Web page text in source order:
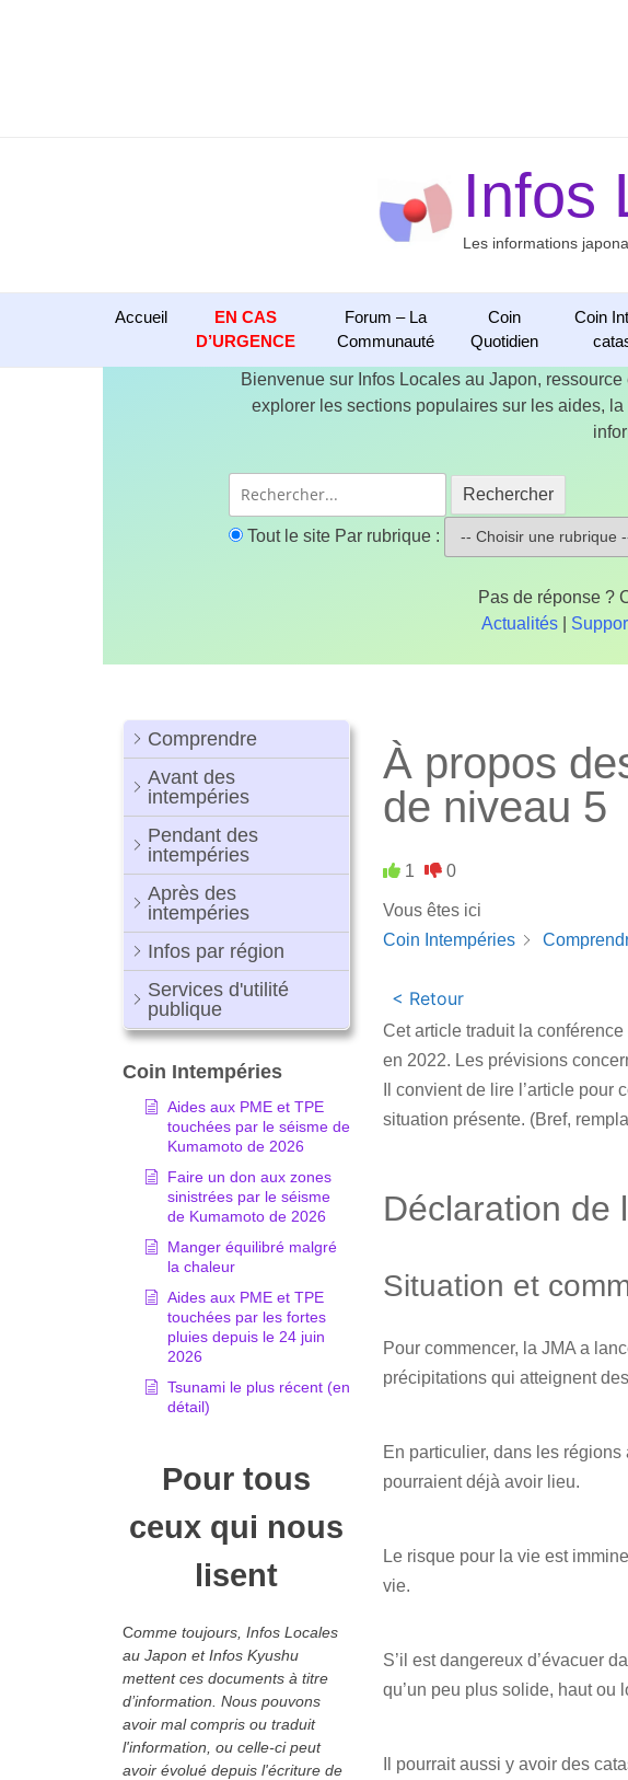
Infos
Les informations
Accueil
EN CAS
D’URGENCE
Forum – La
Communauté
Coin
Quotidien
Coin
Bienvenue sur Infos Locales au Japon,
explorer les sections populaires sur les aides,
Rechercher
Tout le site Par rubrique :
Pas de réponse ?
Actualités
Comprendre
Avant des
intempéries
Pendant des
intempéries
Après des
intempéries
Infos par région
Services d'utilité
publique
Coin Intempéries
Aides aux PME et TPE
touchées par le séisme de
Kumamoto de 2026
Faire un don aux zones
sinistrées par le séisme
de Kumamoto de 2026
Manger équilibré malgré
la chaleur
Aides aux PME et TPE
touchées par les fortes
pluies depuis le 24 juin
2026
Tsunami le plus récent (en
détail)
Pour tous
ceux qui nous
lisent
Comme toujours, Infos Locales
au Japon et Infos Kyushu
mettent ces documents à titre
d’information. Nous pouvons
avoir mal compris ou traduit
l'information, ou celle-ci peut
avoir évolué depuis l'écriture de
À propos
de niveau 5
1 0
Vous êtes ici
Coin Intempéries
< Retour
Cet article traduit la
en 2022. Les prévisions
Il convient de lire l’article
situation présente. (Bref,
Déclaration de
Situation et
Pour commencer, la JMA a
précipitations qui atteignent
En particulier, dans les
pourraient déjà avoir lieu.
Le risque pour la vie est
vie.
S’il est dangereux d’évacuer
qu’un peu plus solide, haut ou
Il pourrait aussi y avoir des